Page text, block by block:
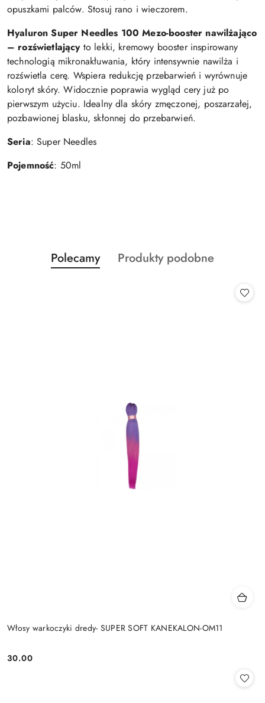
opuszkami palców. Stosuj rano i wieczorem.
Hyaluron Super Needles 100 Mezo-booster nawilżająco
– rozświetlający to lekki, kremowy booster inspirowany
technologią mikronakłuwania, który intensywnie nawilża i
rozświetla cerę. Wspiera redukcję przebarwień i wyrównuje
koloryt skóry. Widocznie poprawia wygląd cery już po
pierwszym użyciu. Idealny dla skóry zmęczonej, poszarzałej,
pozbawionej blasku, skłonnej do przebarwień.
Seria: Super Needles
Pojemność: 50ml
Pomiń karuzelę produktów
Produkty
o
Polecamy
Produkty
Produkty podobne
Włosy warkoczyki dredy- SUPER SOFT KANEKALON-OM11
Cena:
30.00